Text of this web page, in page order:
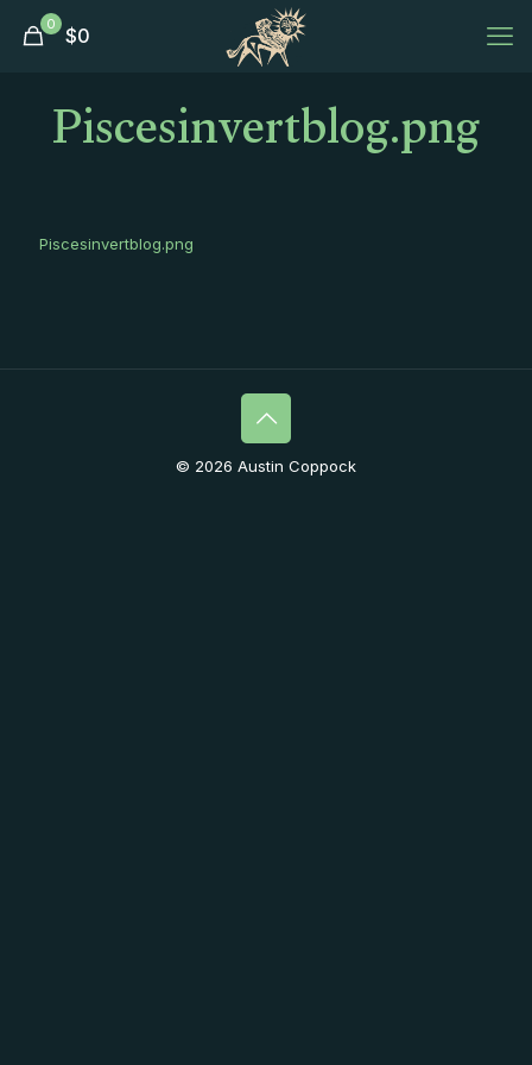
0 $0
Piscesinvertblog.png
Piscesinvertblog.png
© 2026 Austin Coppock